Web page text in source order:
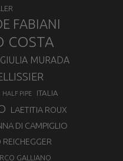
FABIANI
COSTA
GIULIA MURADA
HALF PIPE ITALIA
LAETITIA ROUX
DI CAMPIGLIO
GALLIANO